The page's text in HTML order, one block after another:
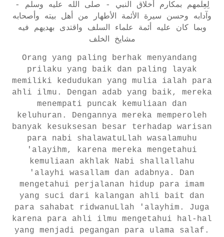
لِعِلْمهم بمكارم أخلاق النبي - صلى الله عليه وسلم -
وآدابه وحسن سيرة الأئمة الأطهار من أهل بيته وأصحابه
وبما كان عليه أئمة علماء السلف واقتدى بهديهم فيه
مشايخ الخلف
Orang yang paling berhak menyandang
prilaku yang baik dan paling layak
memiliki kedudukan yang mulia ialah para
ahli ilmu. Dengan adab yang baik, mereka
menempati puncak kemuliaan dan
keluhuran. Dengannya mereka memperoleh
banyak kesuksesan besar terhadap warisan
para nabi shalawatuLlah wasalamuhu
'alayihm, karena mereka mengetahui
kemuliaan akhlak Nabi shallallahu
'alayhi wasallam dan adabnya. Dan
mengetahui perjalanan hidup para imam
yang suci dari kalangan ahli bait dan
para sahabat ridwanuLlah 'alayhim. Juga
karena para ahli ilmu mengetahui hal-hal
yang menjadi pegangan para ulama salaf.